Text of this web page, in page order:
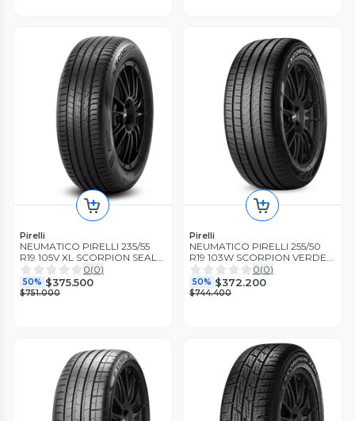
Pirelli
NEUMATICO PIRELLI 235/55
R19 105V XL SCORPION SEAL
INSIDE (JP)
0(0)
50% $375.500
$751.000
Pirelli
NEUMATICO PIRELLI 255/50
R19 103W SCORPION VERDE
MO
0(0)
50% $372.200
$744.400